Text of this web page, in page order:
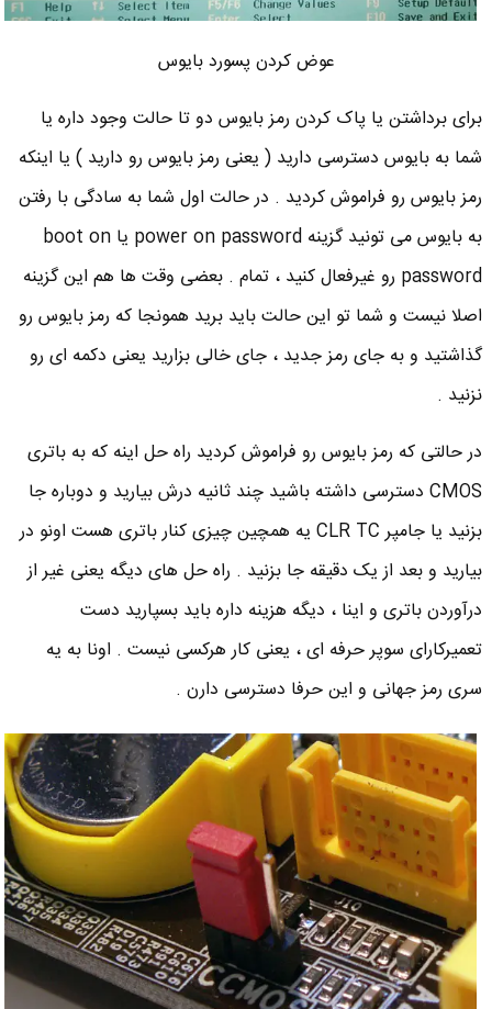
عوض کردن پسورد بایوس
برای برداشتن یا پاک کردن رمز بایوس دو تا حالت وجود داره یا
شما به بایوس دسترسی دارید ( یعنی رمز بایوس رو دارید ) یا اینکه
رمز بایوس رو فراموش کردید . در حالت اول شما به سادگی با رفتن
به بایوس می تونید گزینه power on password یا boot on
password رو غیرفعال کنید ، تمام . بعضی وقت ها هم این گزینه
اصلا نیست و شما تو این حالت باید برید همونجا که رمز بایوس رو
گذاشتید و به جای رمز جدید ، جای خالی بزارید یعنی دکمه ای رو
نزنید .
در حالتی که رمز بایوس رو فراموش کردید راه حل اینه که به باتری
CMOS دسترسی داشته باشید چند ثانیه درش بیارید و دوباره جا
بزنید یا جامپر CLR TC یه همچین چیزی کنار باتری هست اونو در
بیارید و بعد از یک دقیقه جا بزنید . راه حل های دیگه یعنی غیر از
درآوردن باتری و اینا ، دیگه هزینه داره باید بسپارید دست
تعمیرکارای سوپر حرفه ای ، یعنی کار هرکسی نیست . اونا به یه
سری رمز جهانی و این حرفا دسترسی دارن .